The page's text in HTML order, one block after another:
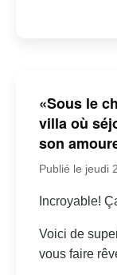
«Sous le
villa où
son
Publié le jeudi
Incroyable!
Voici de
vous faire